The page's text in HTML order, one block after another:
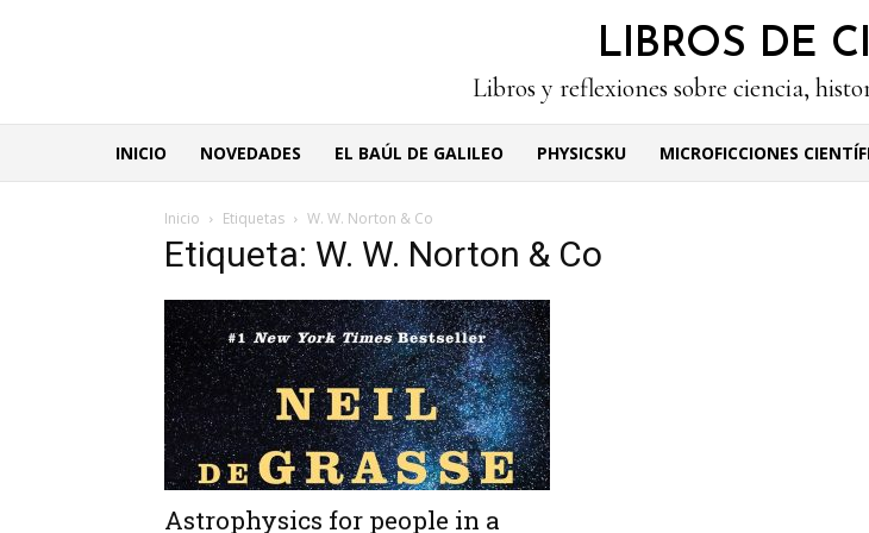
LIBROS DE
Libros y reflexiones sobre ciencia,
INICIO NOVEDADES EL BAÚL DE GALILEO PHYSICSKU MICROFICCIONES
Inicio Etiquetas W. W. Norton & Co
Etiqueta: W. W. Norton & Co
Astrophysics for people in a